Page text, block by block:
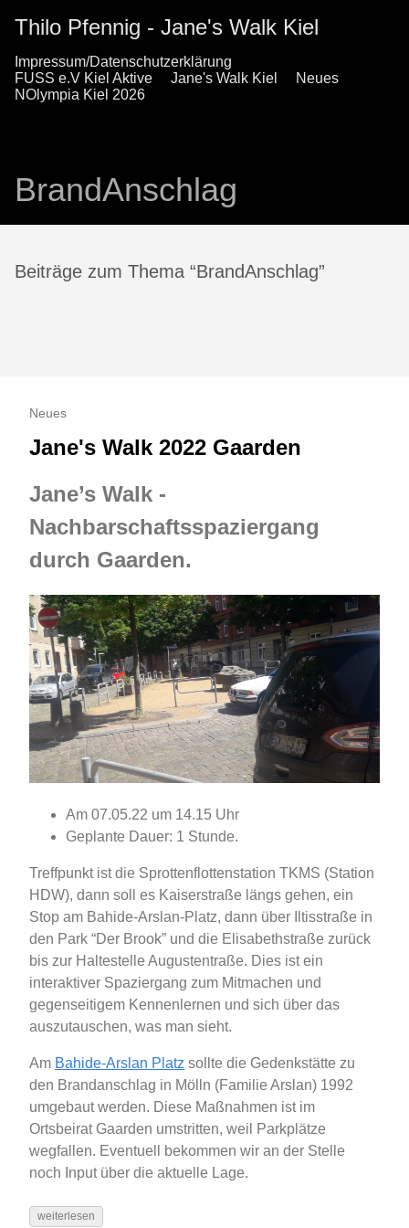
Thilo Pfennig - Jane's Walk Kiel
Impressum/Datenschutzerklärung
FUSS e.V Kiel Aktive
Jane's Walk Kiel
Neues
NOlympia Kiel 2026
BrandAnschlag
Beiträge zum Thema “BrandAnschlag”
Neues
Jane's Walk 2022 Gaarden
Jane’s Walk -
Nachbarschaftsspaziergang
durch Gaarden.
Am 07.05.22 um 14.15 Uhr
Geplante Dauer: 1 Stunde.
Treffpunkt ist die Sprottenflottenstation TKMS (Station
HDW), dann soll es Kaiserstraße längs gehen, ein
Stop am Bahide-Arslan-Platz, dann über Iltisstraße in
den Park “Der Brook” und die Elisabethstraße zurück
bis zur Haltestelle Augustentraße. Dies ist ein
interaktiver Spaziergang zum Mitmachen und
gegenseitigem Kennenlernen und sich über das
auszutauschen, was man sieht.
Am Bahide-Arslan Platz sollte die Gedenkstätte zu
den Brandanschlag in Mölln (Familie Arslan) 1992
umgebaut werden. Diese Maßnahmen ist im
Ortsbeirat Gaarden umstritten, weil Parkplätze
wegfallen. Eventuell bekommen wir an der Stelle
noch Input über die aktuelle Lage.
weiterlesen